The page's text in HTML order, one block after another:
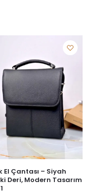
El Çantası – Siyah
Deri, Modern Tasarım